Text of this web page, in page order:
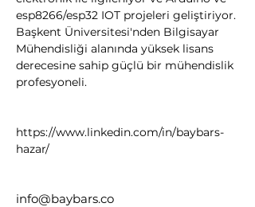
esp8266/esp32 IOT projeleri geliştiriyor.
Başkent Üniversitesi'nden Bilgisayar
Mühendisliği alanında yüksek lisans
derecesine sahip güçlü bir mühendislik
profesyoneli.
https://www.linkedin.com/in/baybars-
hazar/
info@baybars.co